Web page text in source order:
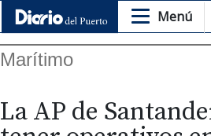
Menú
Marítimo
La AP de